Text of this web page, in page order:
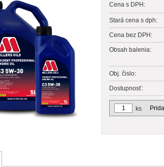
Cena s DPH:
Stará cena s dph:
Cena bez DPH:
Obsah balenia:
Obj. čislo:
Dostupnosť:
ks